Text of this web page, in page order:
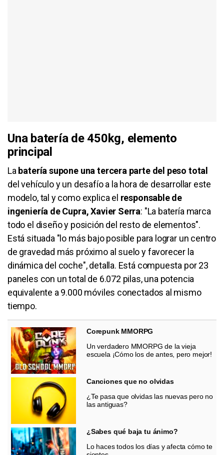
Una batería de 450kg, elemento
principal
La batería supone una tercera parte del peso total
del vehículo y un desafío a la hora de desarrollar este
modelo, tal y como explica el responsable de
ingeniería de Cupra, Xavier Serra: "La batería marca
todo el diseño y posición del resto de elementos".
Está situada "lo más bajo posible para lograr un centro
de gravedad más próximo al suelo y favorecer la
dinámica del coche", detalla. Está compuesta por 23
paneles con un total de 6.072 pilas, una potencia
equivalente a 9.000 móviles conectados al mismo
tiempo.
Corepunk MMORPG
Un verdadero MMORPG de la vieja
escuela ¡Cómo los de antes, pero mejor!
Canciones que no olvidas
¿Te pasa que olvidas las nuevas pero no
las antiguas?
¿Sabes qué baja tu ánimo?
Lo haces todos los días y afecta cómo te